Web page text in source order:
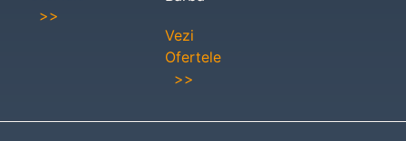
>>
Vezi
Ofertele
>>